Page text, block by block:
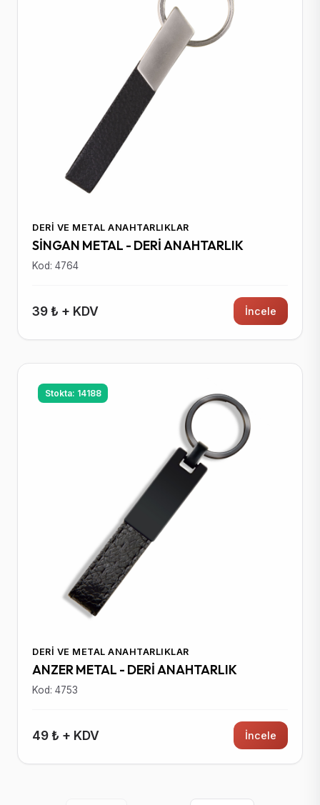
DERI VE METAL ANAHTARLIKLAR
SİNGAN METAL - DERİ ANAHTARLIK
Kod: 4764
39 ₺ + KDV İncele
Stokta: 14188
DERI VE METAL ANAHTARLIKLAR
ANZER METAL - DERİ ANAHTARLIK
Kod: 4753
49 ₺ + KDV İncele